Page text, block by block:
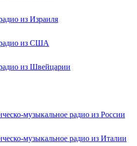
из Израиля
из США
из Швейцарии
музыкальное радио из России
музыкальное радио из Италии